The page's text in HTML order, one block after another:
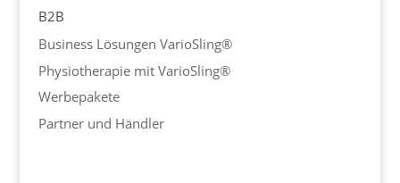
B2B
Business Lösungen VarioSling®
Physiotherapie mit VarioSling®
Werbepakete
Partner und Händler